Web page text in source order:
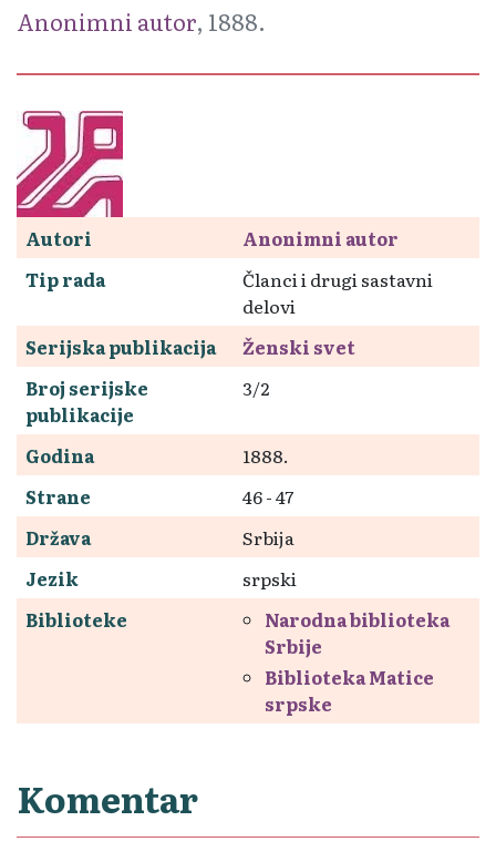
Anonimni autor, 1888.
Autori
Anonimni autor
Tip rada
Članci i drugi sastavni
delovi
Serijska publikacija
Ženski svet
Broj serijske
publikacije
3/2
Godina
1888.
Strane
46 - 47
Država
Srbija
Jezik
srpski
Biblioteke
Narodna biblioteka
Srbije
Biblioteka Matice
srpske
Komentar